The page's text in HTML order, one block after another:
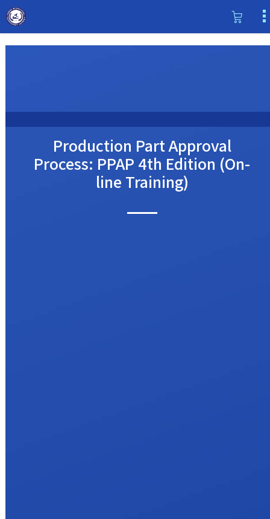
Production Part Approval
Process: PPAP 4th Edition (On-
line Training)